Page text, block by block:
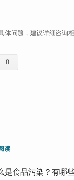
体问题，建议详细咨询
0
读
是食品污染？有哪